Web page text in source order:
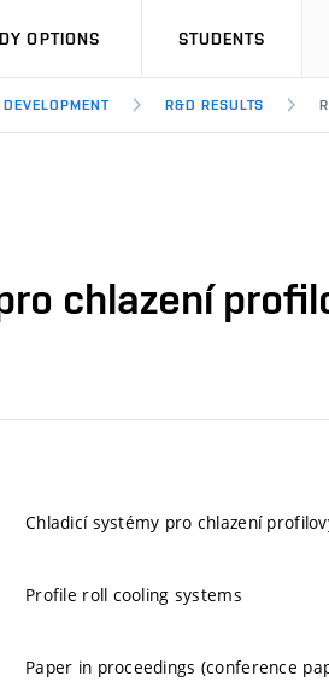
OPTIONS STUDENTS
R&D RESULTS
chlazení
Chladicí systémy pro chlazení
Profile roll cooling systems
Paper in proceedings (conference